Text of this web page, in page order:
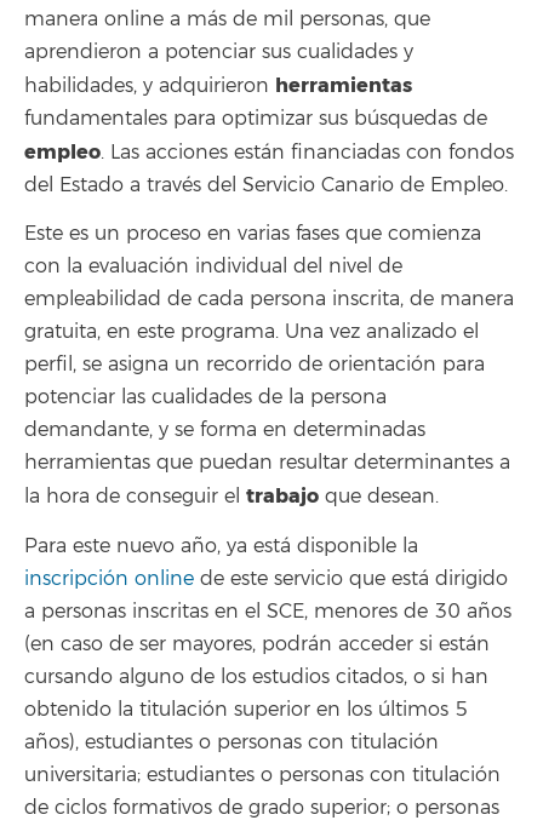
manera online a más de mil personas, que
aprendieron a potenciar sus cualidades y
habilidades, y adquirieron herramientas
fundamentales para optimizar sus búsquedas de
empleo. Las acciones están financiadas con fondos
del Estado a través del Servicio Canario de Empleo.
Este es un proceso en varias fases que comienza
con la evaluación individual del nivel de
empleabilidad de cada persona inscrita, de manera
gratuita, en este programa. Una vez analizado el
perfil, se asigna un recorrido de orientación para
potenciar las cualidades de la persona
demandante, y se forma en determinadas
herramientas que puedan resultar determinantes a
la hora de conseguir el trabajo que desean.
Para este nuevo año, ya está disponible la
inscripción online de este servicio que está dirigido
a personas inscritas en el SCE, menores de 30 años
(en caso de ser mayores, podrán acceder si están
cursando alguno de los estudios citados, o si han
obtenido la titulación superior en los últimos 5
años), estudiantes o personas con titulación
universitaria; estudiantes o personas con titulación
de ciclos formativos de grado superior; o personas